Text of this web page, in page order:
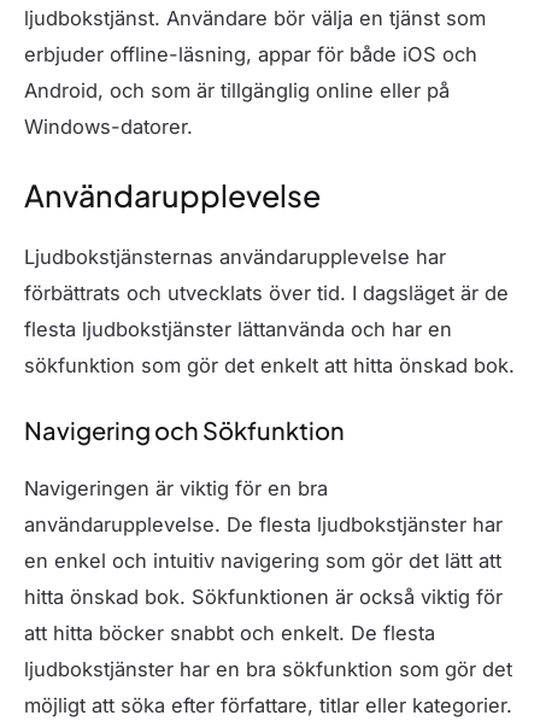
ljudbokstjänst. Användare bör välja en tjänst som
erbjuder offline-läsning, appar för både iOS och
Android, och som är tillgänglig online eller på
Windows-datorer.
Användarupplevelse
Ljudbokstjänsternas användarupplevelse har
förbättrats och utvecklats över tid. I dagsläget är de
flesta ljudbokstjänster lättanvända och har en
sökfunktion som gör det enkelt att hitta önskad bok.
Navigering och Sökfunktion
Navigeringen är viktig för en bra
användarupplevelse. De flesta ljudbokstjänster har
en enkel och intuitiv navigering som gör det lätt att
hitta önskad bok. Sökfunktionen är också viktig för
att hitta böcker snabbt och enkelt. De flesta
ljudbokstjänster har en bra sökfunktion som gör det
möjligt att söka efter författare, titlar eller kategorier.